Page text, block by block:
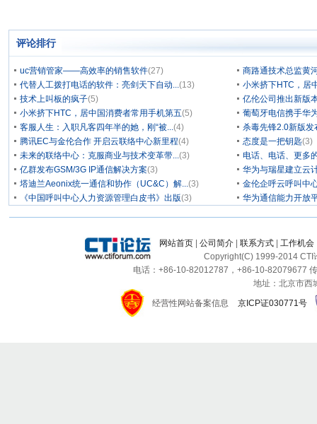
评论排行
uc营销管家——高效率的销售软件(27)
商路通技术总监黄
代替人工拨打电话的软件：亮剑天下自动...(13)
小米挤下HTC，居
技术上叫板的疯子(5)
亿伦公司推出新版
小米挤下HTC，居中国消费者常用手机第五(5)
葡萄牙电信携手华
客服人生：入职凡客四年半的她，刚“被...(4)
杀毒先锋2.0新版发
腾讯EC与金伦合作 开启云联络中心新里程(4) 态度是一把钥匙(3)
未来的联络中心：克服商业与技术变革带...(3)
电话、电话、更多
亿群发布GSM/3G IP通信解决方案(3)
华为与瑞星建立云
塔迪兰Aeonix统一通信和协作（UC&C）解...(3)
金伦企呼云呼叫中
《中国呼叫中心人力资源管理白皮书》出版(3) 华为通信能力开放
网站首页 公司简介 联系方式 工作机会
Copyright(C) 1999-2014 CTI
电话：+86-10-82012787，+86-10-82079677
地址：北京市西
经营性网站备案信息
京ICP证030771号